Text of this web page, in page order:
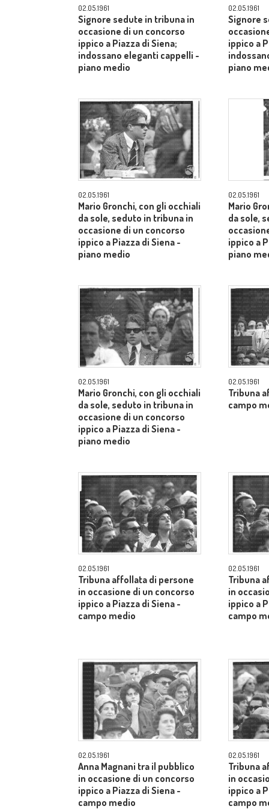
02.05.1961
Signore sedute in tribuna in
occasione di un concorso
ippico a Piazza di Siena;
indossano eleganti cappelli -
piano medio
02.05.1961
Signore
ippico a
piano
02.05.1961
Mario Gronchi, con gli occhiali
da sole, seduto in tribuna in
occasione di un concorso
ippico a Piazza di Siena -
piano medio
02.05.1961
Mario
da sole,
ippico a
piano
02.05.1961
Mario Gronchi, con gli occhiali
da sole, seduto in tribuna in
occasione di un concorso
ippico a Piazza di Siena -
piano medio
02.05.1961
Tribuna
campo
02.05.1961
Tribuna affollata di persone
in occasione di un concorso
ippico a Piazza di Siena -
campo medio
02.05.1961
Tribuna
in
ippico a
campo
02.05.1961
Anna Magnani tra il pubblico
in occasione di un concorso
ippico a Piazza di Siena -
campo medio
02.05.1961
Tribuna
in
ippico a
campo